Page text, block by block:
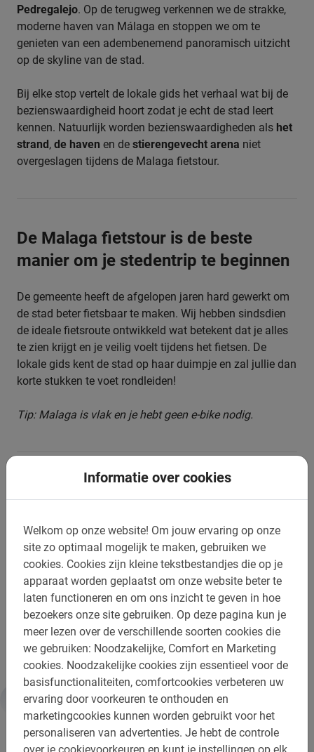
Informatie over cookies
Welkom op onze website! Om jouw ervaring op onze
site zo optimaal mogelijk te maken, gebruiken we
cookies. Cookies zijn kleine tekstbestandjes die op je
apparaat worden geplaatst om onze website beter te
laten functioneren en om ons inzicht te geven in hoe
bezoekers onze site gebruiken. Op deze pagina kun je
meer lezen over de verschillende soorten cookies die
we gebruiken: Noodzakelijke, Comfort en Marketing
cookies. Noodzakelijke cookies zijn essentieel voor de
basisfunctionaliteiten, comfortcookies verbeteren uw
ervaring door voorkeuren te onthouden en
marketingcookies kunnen worden gebruikt voor het
personaliseren van advertenties. Je hebt de controle
Pedregalejo. Op de terugweg verkennen we de strakke,
moderne haven van Málaga en stoppen we om te
genieten van een adembenemend panoramisch uitzicht
op de skyline van de stad.
Bij elke stop vertelt de lokale gids het verhaal wat bij de
bezienswaardigheid hoort zodat je echt de stad leert
kennen. Natuurlijk worden bezienswaardigheden als het
strand, de haven en de stierengevecht arena niet
overgeslagen tijdens de Malaga fietstour.
De Malaga fietstour is de beste
manier om je stedentrip te beginnen
De gemeente heeft de afgelopen jaren hard gewerkt om
de stad beter fietsbaar te maken. Wij hebben sindsdien
de ideale fietsroute ontwikkeld wat betekent dat je alles
te zien krijgt en je veilig voelt tijdens het fietsen. De
lokale gids kent de stad op haar duimpje en zal jullie dan
korte stukken te voet rondleiden!
Tip: Malaga is vlak en je hebt geen e-bike nodig.
Wil je zeker weten dat er een fiets voor je klaar staat?
Boek dan nu online via het boekingsmenu rechts
bovenin.
De beste manier om Malaga te verkennen is met een
fietstour van Baja Bikes!
Informatie